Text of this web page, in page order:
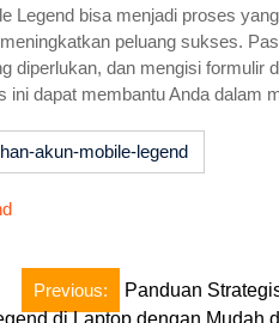
Legend bisa menjadi proses
peluang sukses.
diperlukan, dan mengisi formulir
ini dapat membantu Anda dalam
akun-mobile-legend
Previous: Panduan